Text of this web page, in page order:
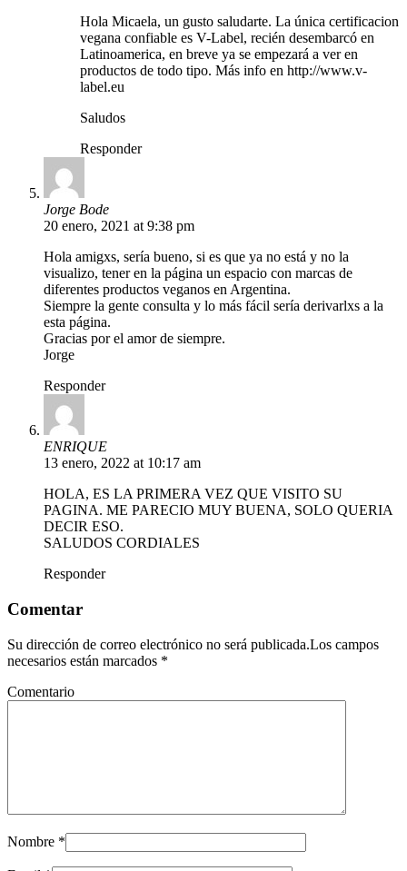
Hola Micaela, un gusto saludarte. La única certificacion
vegana confiable es V-Label, recién desembarcó en
Latinoamerica, en breve ya se empezará a ver en
productos de todo tipo. Más info en http://www.v-
label.eu
Saludos
Responder
Jorge Bode
20 enero, 2021 at 9:38 pm
Hola amigxs, sería bueno, si es que ya no está y no la
visualizo, tener en la página un espacio con marcas de
diferentes productos veganos en Argentina.
Siempre la gente consulta y lo más fácil sería derivarlxs a la
esta página.
Gracias por el amor de siempre.
Jorge
Responder
ENRIQUE
13 enero, 2022 at 10:17 am
HOLA, ES LA PRIMERA VEZ QUE VISITO SU
PAGINA. ME PARECIO MUY BUENA, SOLO QUERIA
DECIR ESO.
SALUDOS CORDIALES
Responder
Comentar
Su dirección de correo electrónico no será publicada.Los campos
necesarios están marcados *
Comentario
Nombre *